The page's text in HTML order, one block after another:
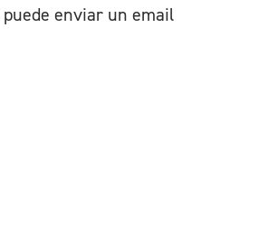
puede enviar un email